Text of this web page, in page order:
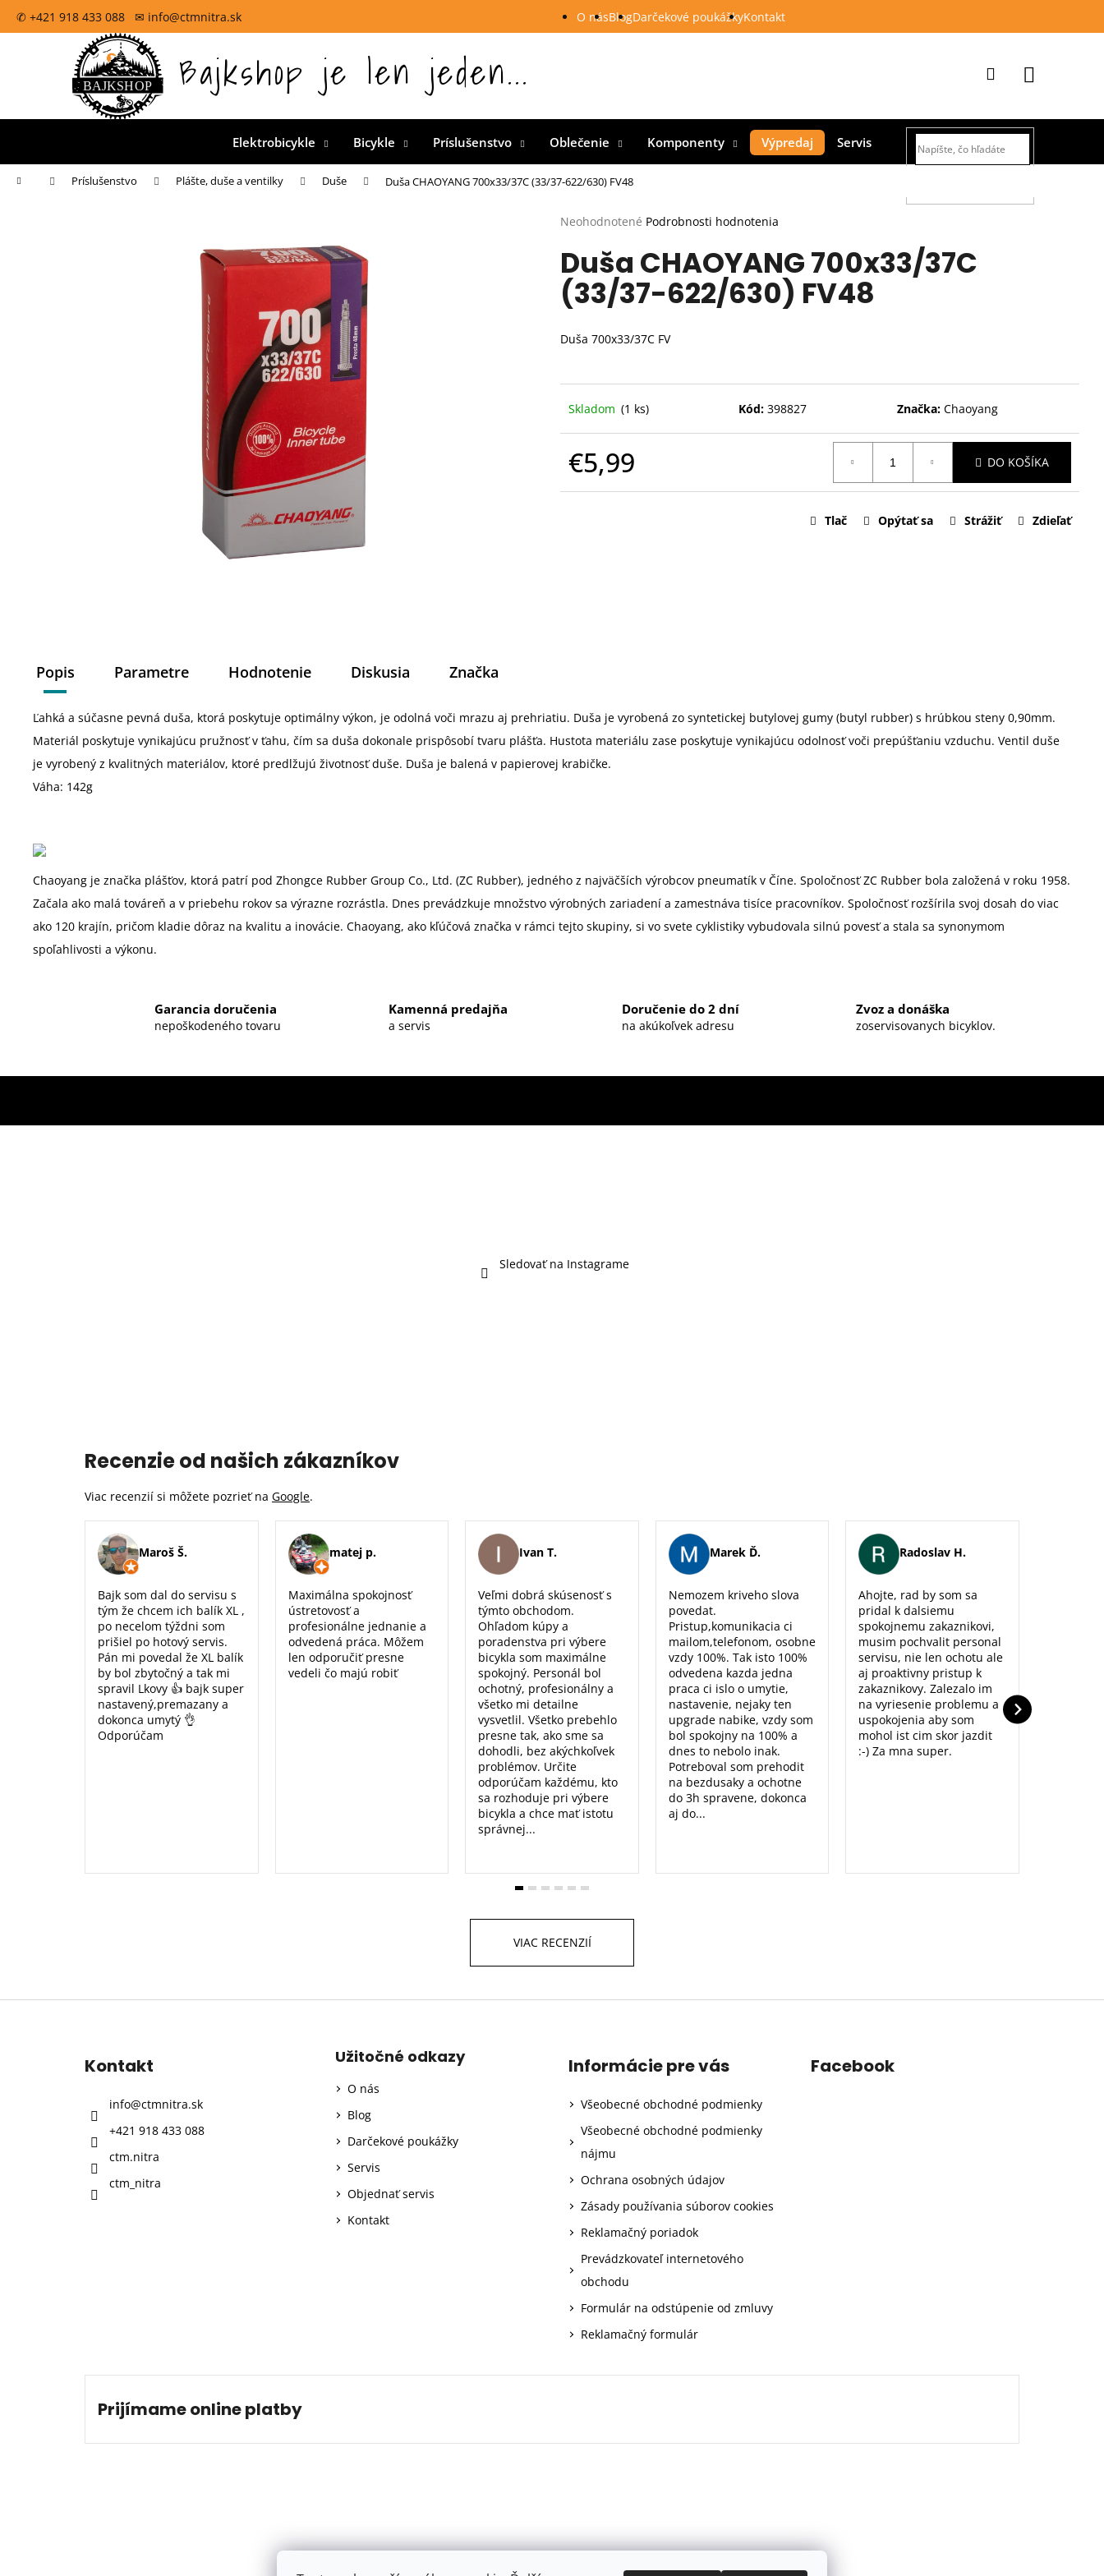
obsah
✆ +421 918 433 088 ✉ info@ctmnitra.sk O násBlogDarčekové poukážkyKontakt
Oficiálna špecializovaná predajňa pre CTM bicykle na Slovensku
Bajkshop je len jeden...
Elektrobicykle Bicykle Príslušenstvo Oblečenie Komponenty Výpredaj Servis
Prihlásenie
košík
Domov Príslušenstvo Plášte, duše a ventilky Duše Duša CHAOYANG 700x33/37C (33/37-622/630) FV48
Priemerné
produktu
je
0,0
z
Neohodnotené Podrobnosti hodnotenia
Duša CHAOYANG 700x33/37C
(33/37-622/630) FV48
Duša 700x33/37C FV
Skladom (1 ks) Kód: 398827 Značka: Chaoyang
€5,99 DO KOŠÍKA
Tlač Opýtať sa Strážiť Zdieľať
Popis Parametre Hodnotenie Diskusia Značka
Ľahká a súčasne pevná duša, ktorá poskytuje optimálny výkon, je odolná voči mrazu aj prehriatiu. Duša je vyrobená zo syntetickej butylovej gumy (butyl rubber) s hrúbkou steny 0,90mm.
Materiál poskytuje vynikajúcu pružnosť v ťahu, čím sa duša dokonale prispôsobí tvaru plášťa. Hustota materiálu zase poskytuje vynikajúcu odolnosť voči prepúšťaniu vzduchu. Ventil duše
je vyrobený z kvalitných materiálov, ktoré predlžujú životnosť duše. Duša je balená v papierovej krabičke.
Váha: 142g
Chaoyang je značka plášťov, ktorá patrí pod Zhongce Rubber Group Co., Ltd. (ZC Rubber), jedného z najväčších výrobcov pneumatík v Číne. Spoločnosť ZC Rubber bola založená v roku 1958.
Začala ako malá továreň a v priebehu rokov sa výrazne rozrástla. Dnes prevádzkuje množstvo výrobných zariadení a zamestnáva tisíce pracovníkov. Spoločnosť rozšírila svoj dosah do viac
ako 120 krajín, pričom kladie dôraz na kvalitu a inovácie. Chaoyang, ako kľúčová značka v rámci tejto skupiny, si vo svete cyklistiky vybudovala silnú povesť a stala sa synonymom
spoľahlivosti a výkonu.
Garancia doručenia
nepoškodeného tovaru
Kamenná predajňa
a servis
Doručenie do 2 dní
na akúkoľvek adresu
Zvoz a donáška
zoservisovanych bicyklov.
o
obchodu
Sledovať na Instagrame
Recenzie od našich zákazníkov
Viac recenzií si môžete pozrieť na Google.
Maroš Š.
Bajk som dal do servisu s
tým že chcem ich balík XL ,
po necelom týždni som
prišiel po hotový servis.
Pán mi povedal že XL balík
by bol zbytočný a tak mi
spravil Lkovy 👍 bajk super
nastavený,premazany a
dokonca umytý 👌
Odporúčam
matej p.
Maximálna spokojnosť
ústretovosť a
profesionálne jednanie a
odvedená práca. Môžem
len odporučiť presne
vedeli čo majú robiť
Ivan T.
Veľmi dobrá skúsenosť s
týmto obchodom.
Ohľadom kúpy a
poradenstva pri výbere
bicykla som maximálne
spokojný. Personál bol
ochotný, profesionálny a
všetko mi detailne
vysvetlil. Všetko prebehlo
presne tak, ako sme sa
dohodli, bez akýchkoľvek
problémov. Určite
odporúčam každému, kto
sa rozhoduje pri výbere
bicykla a chce mať istotu
správnej...
Marek Ď.
Nemozem kriveho slova
povedat.
Pristup,komunikacia ci
mailom,telefonom, osobne
vzdy 100%. Tak isto 100%
odvedena kazda jedna
praca ci islo o umytie,
nastavenie, nejaky ten
upgrade nabike, vzdy som
bol spokojny na 100% a
dnes to nebolo inak.
Potreboval som prehodit
na bezdusaky a ochotne
do 3h spravene, dokonca
aj do...
Radoslav H.
Ahojte, rad by som sa
pridal k dalsiemu
spokojnemu zakaznikovi,
musim pochvalit personal
servisu, nie len ochotu ale
aj proaktivny pristup k
zakaznikovy. Zalezalo im
na vyriesenie problemu a
uspokojenia aby som
mohol ist cim skor jazdit
:-) Za mna super.
VIAC RECENZIÍ
Z
Kontakt
info@ctmnitra.sk
+421 918 433 088
ctm.nitra
ctm_nitra
Užitočné odkazy
O nás
Blog
Darčekové poukážky
Servis
Objednať servis
Kontakt
Informácie pre vás
Všeobecné obchodné podmienky
Všeobecné obchodné podmienky
nájmu
Ochrana osobných údajov
Zásady používania súborov cookies
Reklamačný poriadok
Prevádzkovateľ internetového
obchodu
Formulár na odstúpenie od zmluvy
Reklamačný formulár
Facebook
Prijímame online platby